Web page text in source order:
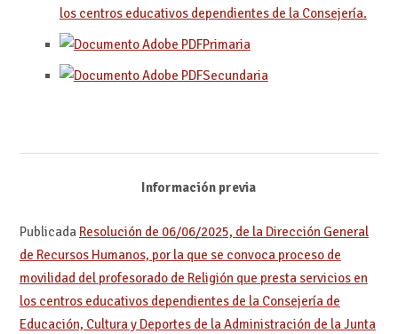
los centros educativos dependientes de la Consejería.
Primaria
Secundaria
Información previa
Publicada Resolución de 06/06/2025, de la Dirección General
de Recursos Humanos, por la que se convoca proceso de
movilidad del profesorado de Religión que presta servicios en
los centros educativos dependientes de la Consejería de
Educación, Cultura y Deportes de la Administración de la Junta